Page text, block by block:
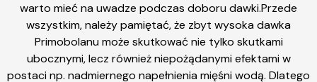
warto mieć na uwadze podczas doboru dawki.Przede
wszystkim, należy pamiętać, że zbyt wysoka dawka
Primobolanu może skutkować nie tylko skutkami
ubocznymi, lecz również niepożądanymi efektami w
postaci np. nadmiernego napełnienia mięśni wodą. Dlatego